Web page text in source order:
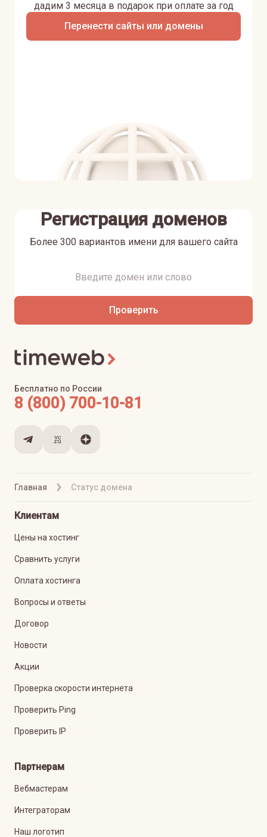
Перенести сайты или домены
дадим 3 месяца в подарок при оплате за год
Регистрация доменов
Более 300 вариантов имени для вашего сайта
Проверить
Главная Статус домена
Бесплатно по России
8 (800) 700-10-81
Клиентам
Цены на хостинг
Сравнить услуги
Оплата хостинга
Вопросы и ответы
Договор
Новости
Акции
Проверка скорости интернета
Проверить Ping
Проверить IP
Партнерам
Вебмастерам
Интеграторам
Наш логотип